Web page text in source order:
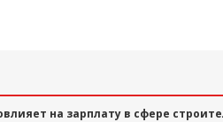
на зарплату в сфере